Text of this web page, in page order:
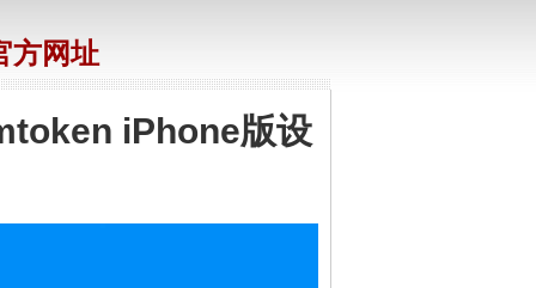
方网址
iPhone版设